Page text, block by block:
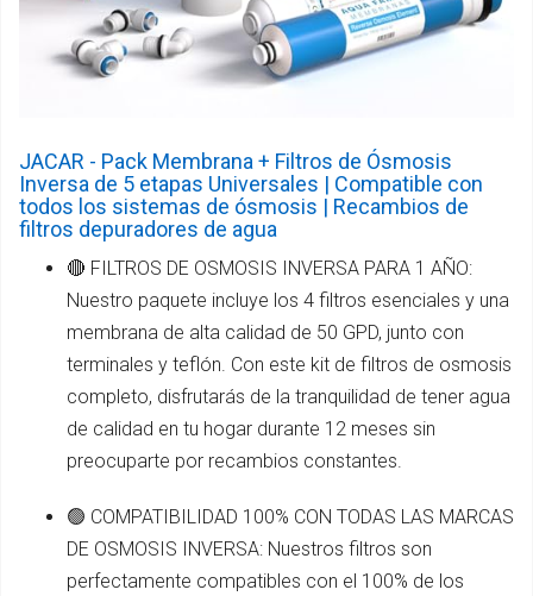
JACAR - Pack Membrana + Filtros de Ósmosis
Inversa de 5 etapas Universales | Compatible con
todos los sistemas de ósmosis | Recambios de
filtros depuradores de agua
🔴 FILTROS DE OSMOSIS INVERSA PARA 1 AÑO:
Nuestro paquete incluye los 4 filtros esenciales y una
membrana de alta calidad de 50 GPD, junto con
terminales y teflón. Con este kit de filtros de osmosis
completo, disfrutarás de la tranquilidad de tener agua
de calidad en tu hogar durante 12 meses sin
preocuparte por recambios constantes.
🟢 COMPATIBILIDAD 100% CON TODAS LAS MARCAS
DE OSMOSIS INVERSA: Nuestros filtros son
perfectamente compatibles con el 100% de los